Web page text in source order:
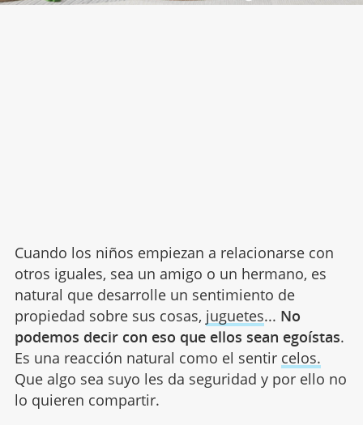
Cuando los niños empiezan a relacionarse con
otros iguales, sea un amigo o un hermano, es
natural que desarrolle un sentimiento de
propiedad sobre sus cosas, juguetes... No
podemos decir con eso que ellos sean egoístas.
Es una reacción natural como el sentir celos.
Que algo sea suyo les da seguridad y por ello no
lo quieren compartir.